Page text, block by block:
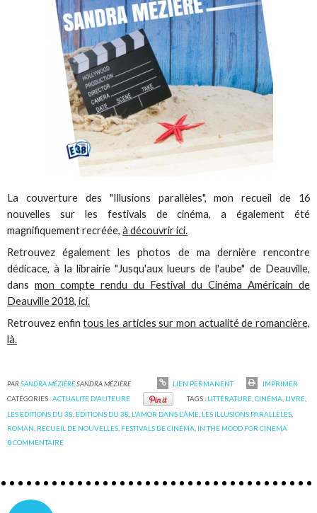
La couverture des "Illusions parallèles", mon recueil de 16
nouvelles sur les festivals de cinéma, a également été
magnifiquement recréée,à découvrir ici.
Retrouvez également les photos de ma dernière rencontre
dédicace, à la librairie "Jusqu'aux lueurs de l'aube" de Deauville,
dansmon compte rendu du Festival du Cinéma Américain de
Deauville 2018, ici.
Retrouvez enfintous les articles sur mon actualité de romancière,
là.
PARSANDRA MÉZIÈRESANDRA MÉZIÈRE LIEN PERMANENT
IMPRIMER
CATÉGORIES :ACTUALITE D'AUTEURE TAGS : LITTÉRATURE, CINÉMA LIVRE,
LES EDITIONS DU 38, EDITIONS DU 38, L'AMOR DANS L'ÂME, LES ILLUSIONS PARALLÈLES,
ROMAN, RECUEIL DE NOUVELLES, FESTIVALS DE CINÉMA, IN THE MOOD FOR CINEMA
0COMMENTAIRE